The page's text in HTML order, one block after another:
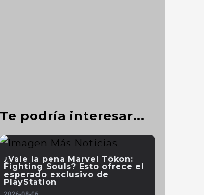
Te podría interesar...
¿Vale la pena Marvel Tōkon:
Fighting Souls? Esto ofrece el
esperado exclusivo de
PlayStation